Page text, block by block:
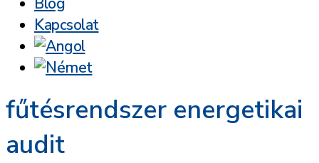
Kapcsolat
fűtésrendszer energetikai
audit